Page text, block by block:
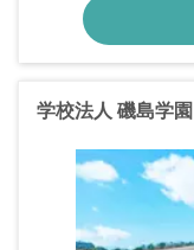
学校法人 磯島学